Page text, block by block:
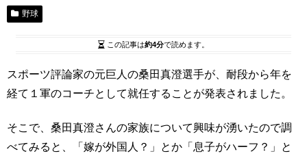
野球
この記事は約4分で読めます。
スポーツ評論家の元巨人の桑田真澄選手が、耐段から年を
経て１軍のコーチとして就任することが発表されました。
そこで、桑田真澄さんの家族について興味が湧いたので調
べてみると、「嫁が外国人？」とか「息子がハーフ？」と